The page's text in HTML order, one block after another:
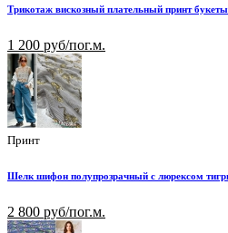
Трикотаж вискозный плательный принт
1 200 руб/пог.м.
Принт
Шелк шифон полупрозрачный с люрексом
2 800 руб/пог.м.